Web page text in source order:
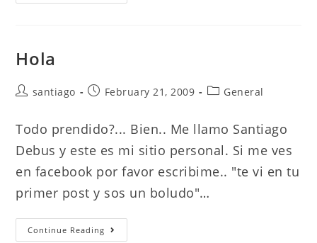
Hola
Postsantiago
PostFebruary 21, 2009
PostGeneral
Todo prendido?... Bien.. Me llamo Santiago
Debus y este es mi sitio personal. Si me ves
en facebook por favor escribime.. "te vi en tu
primer post y sos un boludo"…
Continue Reading Hola